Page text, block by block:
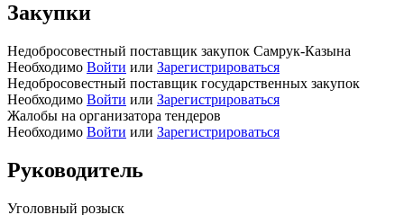
Закупки
Недобросовестный поставщик закупок Самрук-Казына
Необходимо Войти или Зарегистрироваться
Недобросовестный поставщик государственных закупок
Необходимо Войти или Зарегистрироваться
Жалобы на организатора тендеров
Необходимо Войти или Зарегистрироваться
Руководитель
Уголовный розыск